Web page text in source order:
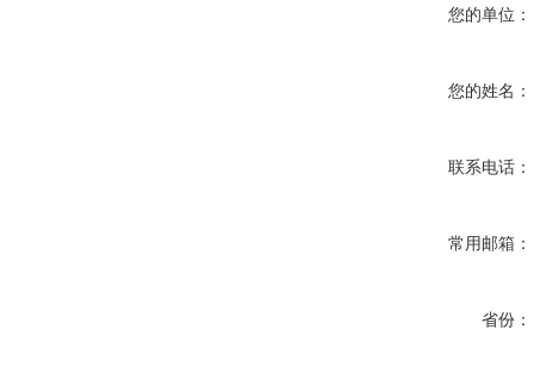
您的单位：
您的姓名：
联系电话：
常用邮箱：
省份：